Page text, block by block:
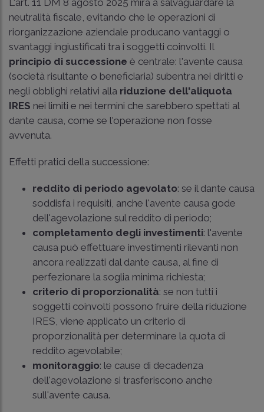
neutralità fiscale, evitando che le operazioni di
riorganizzazione aziendale producano vantaggi o
svantaggi ingiustificati tra i soggetti coinvolti. Il
principio di successione è centrale: l'avente causa
(società risultante o beneficiaria) subentra nei diritti e
negli obblighi relativi alla riduzione dell'aliquota
IRES nei limiti e nei termini che sarebbero spettati al
dante causa, come se l'operazione non fosse
avvenuta.
Effetti pratici della successione:
reddito di periodo agevolato: se il dante causa
soddisfa i requisiti, anche l'avente causa gode
dell'agevolazione sul reddito di periodo;
completamento degli investimenti: l'avente
causa può effettuare investimenti rilevanti non
ancora realizzati dal dante causa, al fine di
perfezionare la soglia minima richiesta;
criterio di proporzionalità: se non tutti i
soggetti coinvolti possono fruire della riduzione
IRES, viene applicato un criterio di
proporzionalità per determinare la quota di
reddito agevolabile;
monitoraggio: le cause di decadenza
dell'agevolazione si trasferiscono anche
sull'avente causa.